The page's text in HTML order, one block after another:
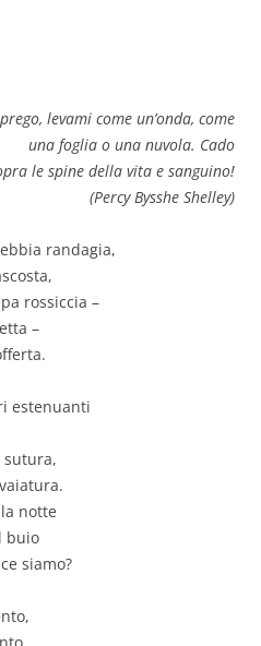
levami come un’onda, come
una foglia o una nuvola. Cado
le spine della vita e sanguino!
(Percy Bysshe Shelley)
randagia,
rossiccia –
–
estenuanti
sutura,
la notte
buio
siamo?